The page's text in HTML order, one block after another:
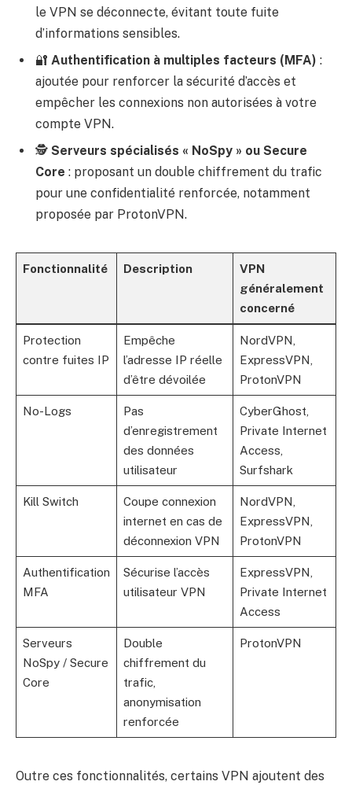
le VPN se déconnecte, évitant toute fuite
d’informations sensibles.
🔐 Authentification à multiples facteurs (MFA) :
ajoutée pour renforcer la sécurité d’accès et
empêcher les connexions non autorisées à votre
compte VPN.
🕵️ Serveurs spécialisés « NoSpy » ou Secure
Core : proposant un double chiffrement du trafic
pour une confidentialité renforcée, notamment
proposée par ProtonVPN.
Fonctionnalité Description
VPN
généralement
concerné
Protection
contre fuites IP
Empêche
l’adresse IP réelle
d’être dévoilée
NordVPN,
ExpressVPN,
ProtonVPN
No-Logs
Pas
d’enregistrement
des données
utilisateur
CyberGhost,
Private Internet
Access,
Surfshark
Kill Switch
Coupe connexion
internet en cas de
déconnexion VPN
NordVPN,
ExpressVPN,
ProtonVPN
Authentification
MFA
Sécurise l’accès
utilisateur VPN
ExpressVPN,
Private Internet
Access
Serveurs
NoSpy / Secure
Core
Double
chiffrement du
trafic,
anonymisation
renforcée
ProtonVPN
Outre ces fonctionnalités, certains VPN ajoutent des